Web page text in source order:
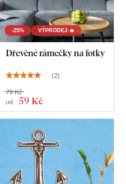
-25% VÝPRODEJ 🔥
Dřevěné rámečky na fotky
(2)
od 59 Kč
79 Kč